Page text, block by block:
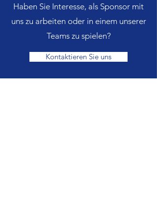
Haben Sie Interesse, als Sponsor mit
uns zu arbeiten oder in einem unserer
Teams zu spielen?
Kontaktieren Sie uns